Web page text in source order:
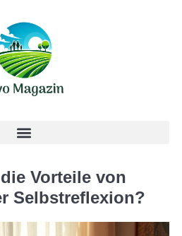
Vorteile von
Selbstreflexion?